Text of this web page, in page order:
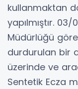
kullanmaktan
yapılmıştır.
Müdürlüğü
durdurulan bir
üzerinde ve
Sentetik Ecza